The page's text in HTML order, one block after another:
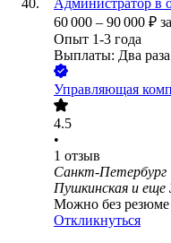
Администратор в
60 000 – 90 000 ₽
Опыт 1-3 года
Выплаты: Два
Управляющая
4.5
•
1 отзыв
Санкт-Петербург
Пушкинская и еще
Можно без резюме
Откликнуться